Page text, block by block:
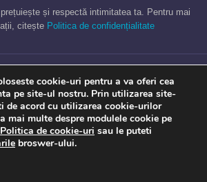
și respectă intimitatea ta. Pentru mai
citește Politica de confidențialitate
Taxe Constanta
Apel gratuit Newsletter
cookie-uri pentru a va oferi cea
pe site-ul nostru. Prin utilizarea site-
de acord cu utilizarea cookie-urilor
mai multe despre modulele cookie pe
Politica de cookie-uri sau le puteti
broswer-ului.